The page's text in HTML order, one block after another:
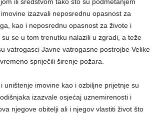
ili sredstvom tako što su podmetanjem
izazvali neposrednu opasnost za
kao i neposrednu opasnost za živote i
se u tom trenutku nalazili u zgradi, a teže
vatrogasci Javne vatrogasne postrojbe Velike
spriječili širenje požara.
uništenje imovine kao i ozbiljne prijetnje su
izazvale osjećaj uznemirenosti i
njegove obitelji ali i njegov vlastiti život što